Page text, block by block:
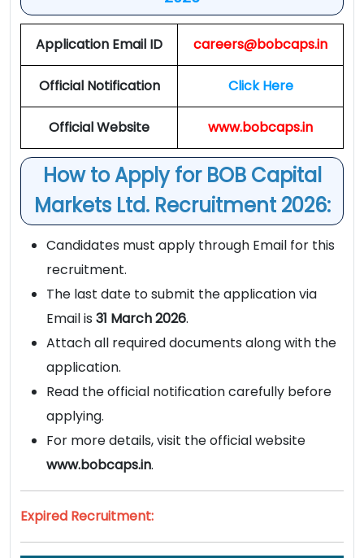
Application Email ID careers@bobcaps.in
Official Notification Click Here
Official Website www.bobcaps.in
How to Apply for BOB Capital
Markets Ltd. Recruitment 2026:
Candidates must apply through Email for this
recruitment.
The last date to submit the application via
Email is 31 March 2026.
Attach all required documents along with the
application.
Read the official notification carefully before
applying.
For more details, visit the official website
www.bobcaps.in.
Expired Recruitment: